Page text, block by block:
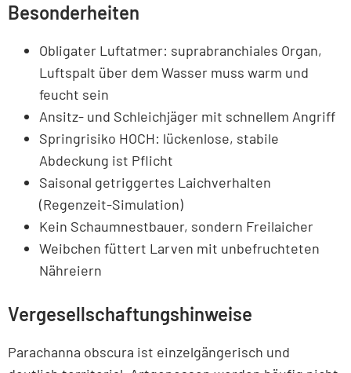
Besonderheiten
Obligater Luftatmer: suprabranchiales Organ,
Luftspalt über dem Wasser muss warm und
feucht sein
Ansitz- und Schleichjäger mit schnellem Angriff
Springrisiko HOCH: lückenlose, stabile
Abdeckung ist Pflicht
Saisonal getriggertes Laichverhalten
(Regenzeit-Simulation)
Kein Schaumnestbauer, sondern Freilaicher
Weibchen füttert Larven mit unbefruchteten
Nähreiern
Vergesellschaftungshinweise
Parachanna obscura ist einzelgängerisch und